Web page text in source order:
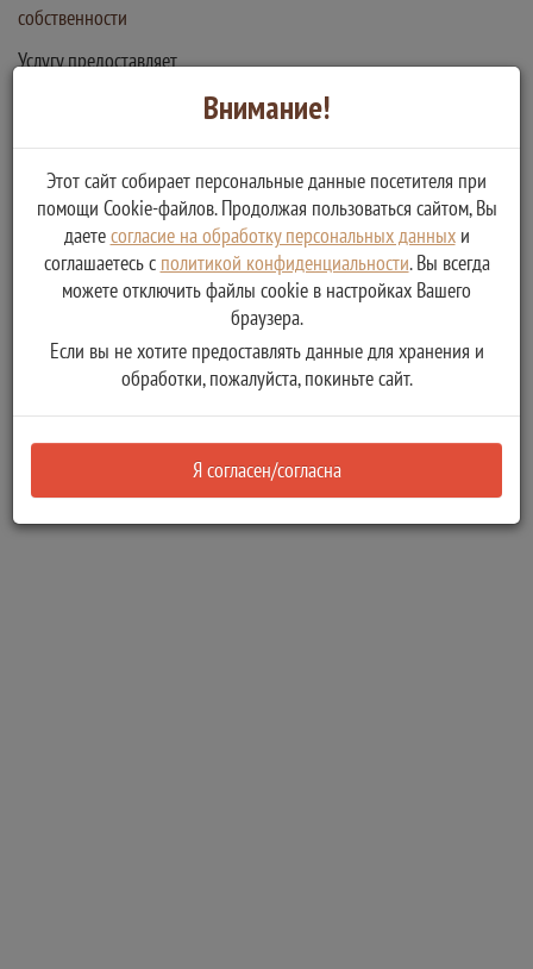
собственности
Услугу предоставляет
Муниципальное учреждение Администрация Выдропужского
сельского поселения Спировского района Тверской области
Бесплатное предоставление гражданам, имеющих трех и
более детей, земельных участков, находящихся в
муниципальной собственности
Внимание!
Этот сайт собирает персональные данные посетителя при
помощи Cookie-файлов. Продолжая пользоваться сайтом, Вы
даетесогласие на обработку персональных данныхи
соглашаетесь с политикой конфиденциальности. Вы всегда
можете отключить файлы cookie в настройках Вашего
браузера.
Если вы не хотите предоставлять данные для хранения и
обработки, пожалуйста, покиньте сайт.
Я согласен/согласна